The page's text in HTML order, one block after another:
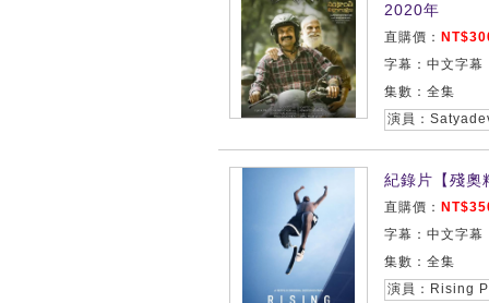
2020年
直購價：
字幕：中文字幕
集數：全集
紀錄片【殘奧
直購價：
字幕：中文字幕
集數：全集